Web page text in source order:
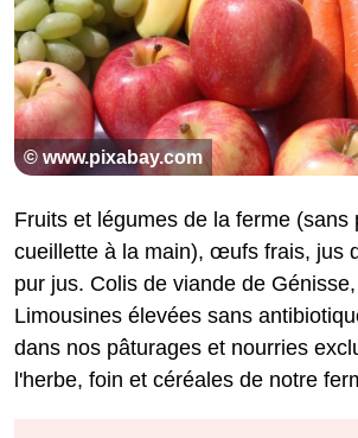
© www.pixabay.com
Fruits et légumes de la ferme (sans
cueillette à la main), œufs frais, jus
pur jus. Colis de viande de
Limousines élevées sans
dans nos pâturages et nourries
l'herbe, foin et céréales de notre